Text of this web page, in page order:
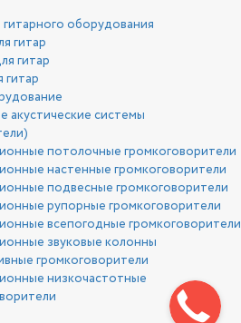
оборудования
гитар
гитар
гитар
акустические системы
потолочные громкоговорители
настенные громкоговорители
подвесные громкоговорители
рупорные громкоговорители
всепогодные громкоговорители
звуковые колонны
громкоговорители
низкочастотные